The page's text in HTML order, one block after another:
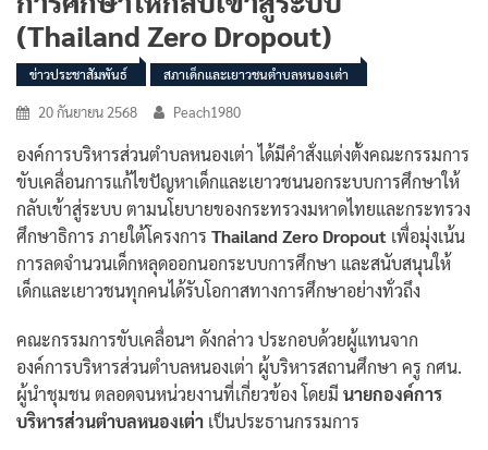
(Thailand Zero Dropout)
ข่าวประชาสัมพันธ์ สภาเด็กและเยาวชนตำบลหนองเต่า
20 กันยายน 2568 Peach1980
องค์การบริหารส่วนตำบลหนองเต่า ได้มีคำสั่งแต่งตั้งคณะกรรมการ
ขับเคลื่อนการแก้ไขปัญหาเด็กและเยาวชนนอกระบบการศึกษาให้
กลับเข้าสู่ระบบ ตามนโยบายของกระทรวงมหาดไทยและกระทรวง
ศึกษาธิการ ภายใต้โครงการ Thailand Zero Dropout เพื่อมุ่งเน้น
การลดจำนวนเด็กหลุดออกนอกระบบการศึกษา และสนับสนุนให้
เด็กและเยาวชนทุกคนได้รับโอกาสทางการศึกษาอย่างทั่วถึง
คณะกรรมการขับเคลื่อนฯ ดังกล่าว ประกอบด้วยผู้แทนจาก
องค์การบริหารส่วนตำบลหนองเต่า ผู้บริหารสถานศึกษา ครู กศน.
ผู้นำชุมชน ตลอดจนหน่วยงานที่เกี่ยวข้อง โดยมี นายกองค์การ
บริหารส่วนตำบลหนองเต่า เป็นประธานกรรมการ